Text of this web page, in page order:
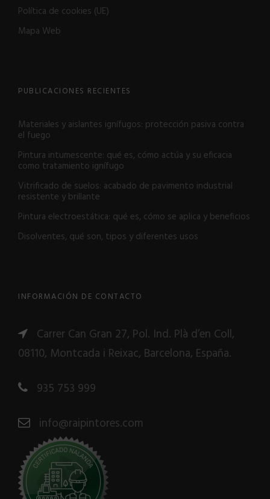
Política de cookies (UE)
Mapa Web
PUBLICACIONES RECIENTES
Materiales y aislantes ignífugos: protección pasiva contra
el fuego
Pintura intumescente: qué es, cómo actúa y su eficacia
como tratamiento ignífugo
Vitrificado de suelos: acabado de pavimento industrial
resistente y brillante
Pintura electroestática: qué es, cómo se aplica y beneficios
Disolventes, qué son, tipos y diferentes usos
INFORMACIÓN DE CONTACTO
Carrer Can Gran 27, Pol. Ind. Plà d’en Coll,
08110, Montcada i Reixac, Barcelona, España.
935 753 999
info@raipintores.com